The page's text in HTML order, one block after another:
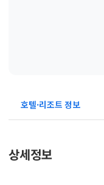
호텔·리조트 정보
상세정보